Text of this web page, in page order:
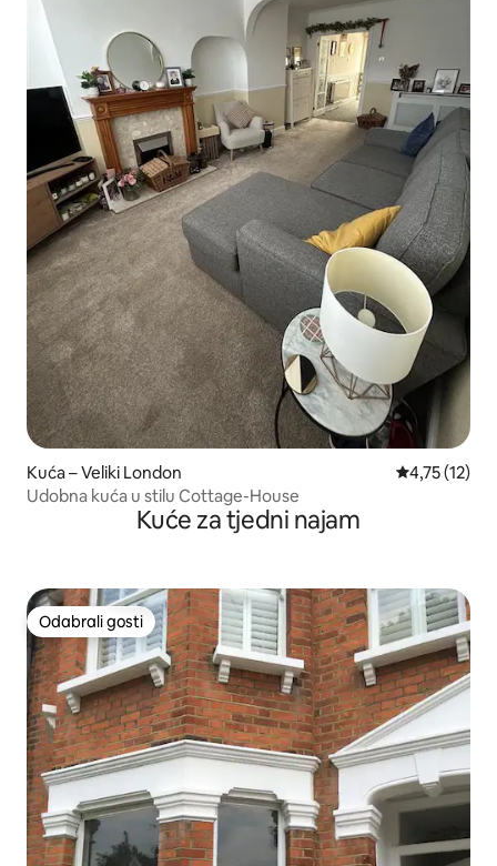
Kuća – Veliki London Prosječna
4,75 (12)
Udobna kuća u stilu Cottage-House
Kuće za tjedni najam
Odabrali gosti
Odabrali gosti